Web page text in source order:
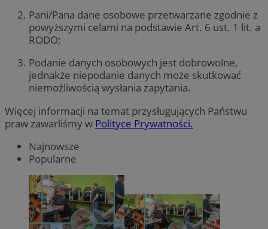
Pani/Pana dane osobowe przetwarzane zgodnie z
powyższymi celami na podstawie Art. 6 ust. 1 lit. a
RODO;
Podanie danych osobowych jest dobrowolne,
jednakże niepodanie danych może skutkować
niemożliwością wysłania zapytania.
Więcej informacji na temat przysługujących Państwu
praw zawarliśmy w Polityce Prywatności.
Najnowsze
Popularne